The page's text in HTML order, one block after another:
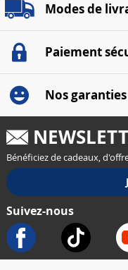
Modes de
Paiement
Nos garanties
Bénéficiez de cadeaux,
Suivez-nous